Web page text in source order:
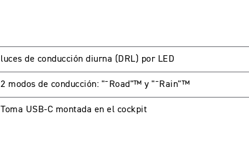
luces de conducción diurna (DRL) por LED
2 modos de conducción: "˜Road"™ y "˜Rain"™
Toma USB-C montada en el cockpit